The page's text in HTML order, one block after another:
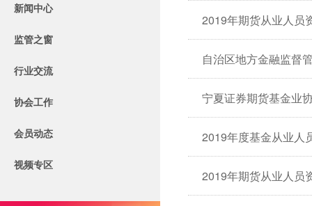
新闻中心
监管之窗
行业交流
协会工作
会员动态
视频专区
2019年期货从业人员
宁夏证券期货基金业
2019年度基金从业人
2019年期货从业人员